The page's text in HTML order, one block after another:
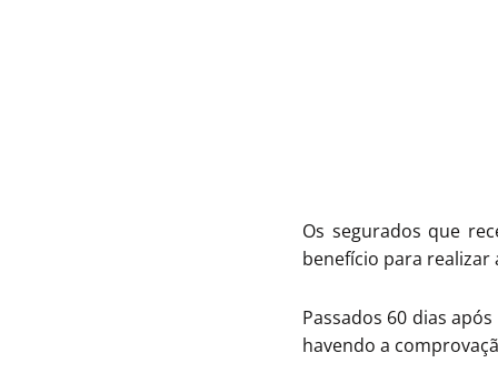
Os segurados que
benefício para realizar
Passados 60 dias
havendo a